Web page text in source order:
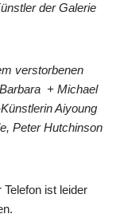
der Galerie
verstorbenen
+ Michael
Aiyoung
Peter Hutchinson
ist leider